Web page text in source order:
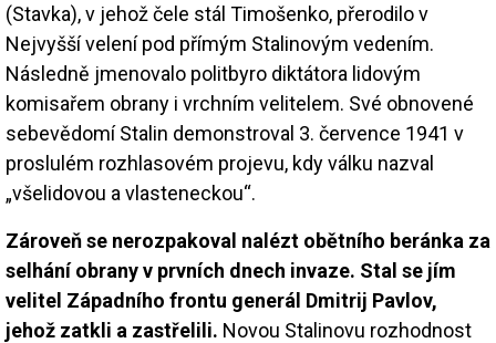
(Stavka), v jehož čele stál Timošenko, přerodilo v
Nejvyšší velení pod přímým Stalinovým vedením.
Následně jmenovalo politbyro diktátora lidovým
komisařem obrany i vrchním velitelem. Své obnovené
sebevědomí Stalin demonstroval 3. července 1941 v
proslulém rozhlasovém projevu, kdy válku nazval
„všelidovou a vlasteneckou“.
Zároveň se nerozpakoval nalézt obětního beránka za
selhání obrany v prvních dnech invaze. Stal se jím
velitel Západního frontu generál Dmitrij Pavlov,
jehož zatkli a zastřelili. Novou Stalinovu rozhodnost